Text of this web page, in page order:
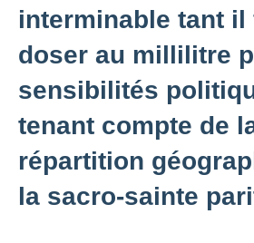
interminable tant il
doser au millilitre
sensibilités
tenant compte de
répartition
la sacro-sainte